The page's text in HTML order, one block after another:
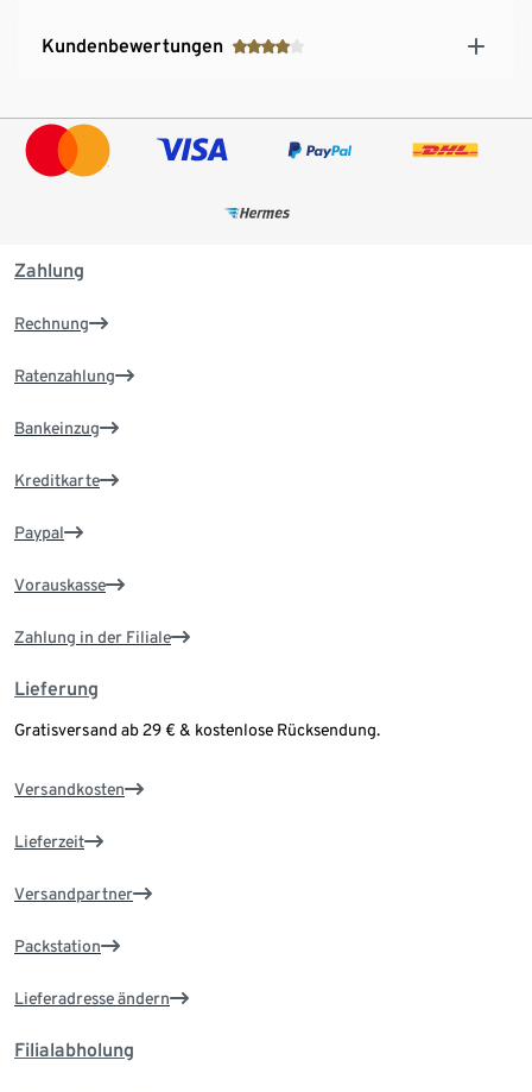
Kundenbewertungen
Zahlung
Rechnung
Ratenzahlung
Bankeinzug
Kreditkarte
Paypal
Vorauskasse
Zahlung in der Filiale
Lieferung
Gratisversand ab 29 € & kostenlose Rücksendung.
Versandkosten
Lieferzeit
Versandpartner
Packstation
Lieferadresse ändern
Filialabholung